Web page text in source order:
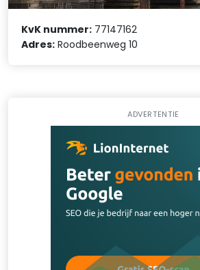
KvK nummer: 77147162
Adres: Roodbeenweg 10
ADVERTENTIE